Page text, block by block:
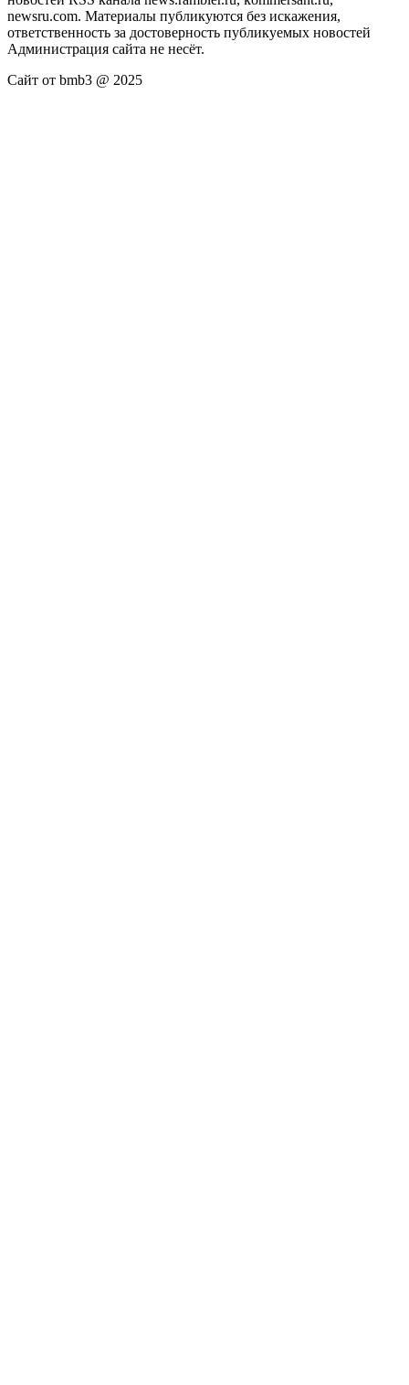
newsru.com. Материалы публикуются без искажения,
ответственность за достоверность публикуемых новостей
Администрация сайта не несёт.
Сайт от bmb3 @ 2025